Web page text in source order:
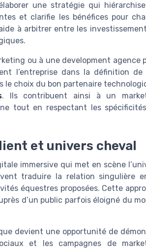
une stratégie qui
et clarifie les bénéfices pour
à arbitrer entre les
ou à une development agence
l’entreprise dans la définition de
le choix du bon partenaire
. Ils contribuent ainsi à un
tout en respectant les
et univers cheval
immersive qui met en scène
traduire la relation singulière
équestres proposées. Cette
d’un public parfois éloigné du
devient une opportunité de
et les campagnes de